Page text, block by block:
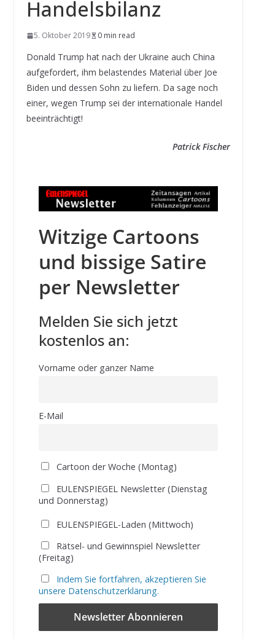
Handelsbilanz
5. Oktober 2019 0 min read
Donald Trump hat nach der Ukraine auch China
aufgefordert, ihm belastendes Material über Joe
Biden und dessen Sohn zu liefern. Da sage noch
einer, wegen Trump sei der internationale Handel
beeinträchtigt!
Patrick Fischer
Witzige Cartoons
und bissige Satire
per Newsletter
Melden Sie sich jetzt
kostenlos an:
Vorname oder ganzer Name
E-Mail
Cartoon der Woche (Montag)
EULENSPIEGEL Newsletter (Dienstag
und Donnerstag)
EULENSPIEGEL-Laden (Mittwoch)
Rätsel- und Gewinnspiel Newsletter
(Freitag)
Indem Sie fortfahren, akzeptieren Sie
unsere Datenschutzerklärung.